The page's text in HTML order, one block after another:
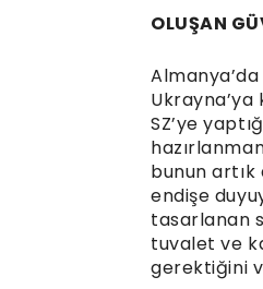
OLUŞAN
Almanya’da
Ukrayna’ya
SZ’ye
bunun artık
endişe
tasarlanan
tuvalet ve
gerektiğini